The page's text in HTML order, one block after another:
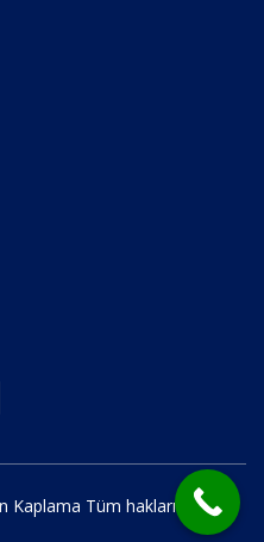
Tüm hakları saklıdır.